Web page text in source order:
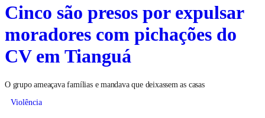
Cinco são presos por expulsar
moradores com pichações do
CV em Tianguá
O grupo ameaçava famílias e mandava que deixassem as casas
Violência